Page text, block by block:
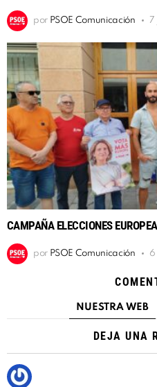
por PSOE Comunicación 7
CAMPAÑA ELECCIONES
por PSOE Comunicación 6
NUESTRA WEB
DEJA UNA